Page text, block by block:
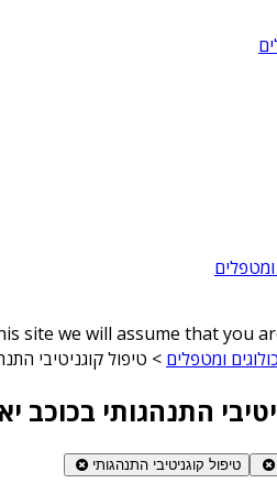
ומטפלים
site we will assume that you
ומטפלים > טיפול קוגניטיבי
התנהגותי בכוכב
טיפול קוגניטיבי התנהגותי